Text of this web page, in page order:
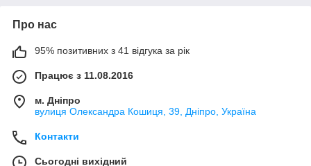
Про нас
95% позитивних з 41 відгука за рік
Працює з 11.08.2016
м. Дніпро
вулиця Олександра Кошиця, 39, Дніпро, Україна
Контакти
Сьогодні вихідний